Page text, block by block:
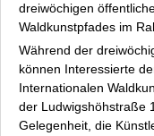
dreiwöchigen
Waldkunstpfades im
Während der
können Interessierte
Internationalen
der Ludwigshöhstraße
Gelegenheit, die